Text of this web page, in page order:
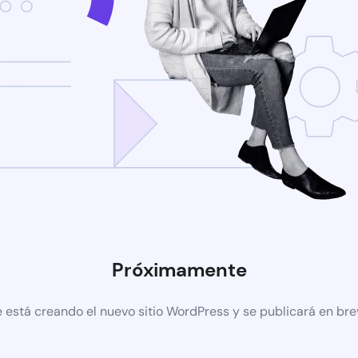
Próximamente
está creando el nuevo sitio WordPress y se publicará en